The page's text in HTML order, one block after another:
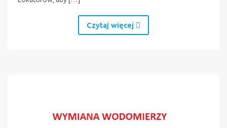
Czytaj więcej